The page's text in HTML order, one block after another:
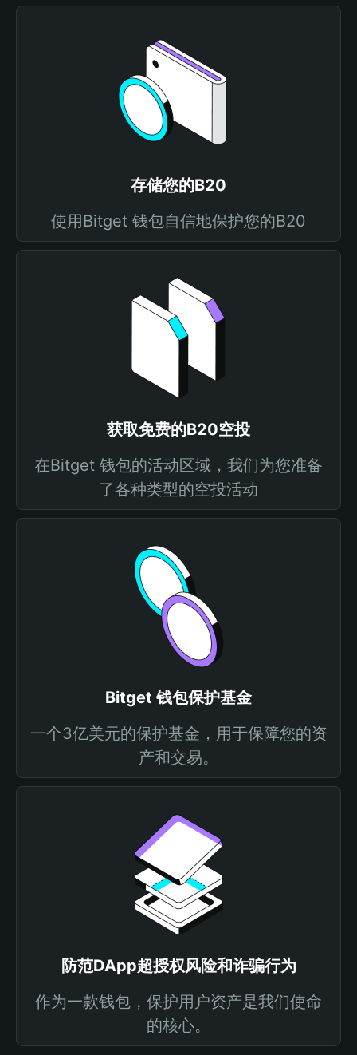
存储您的B20
使用Bitget 钱包自信地保护您的B20
获取免费的B20空投
在Bitget 钱包的活动区域，我们为您准备
了各种类型的空投活动
Bitget 钱包保护基金
一个3亿美元的保护基金，用于保障您的资
产和交易。
防范DApp超授权风险和诈骗行为
作为一款钱包，保护用户资产是我们使命
的核心。